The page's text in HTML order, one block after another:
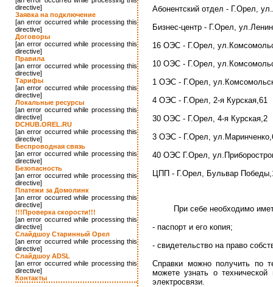
directive]
Заявка на подключение
[an error occurred while processing this
directive]
Договоры
[an error occurred while processing this
directive]
Правила
[an error occurred while processing this
directive]
Тарифы
[an error occurred while processing this
directive]
Локальные ресурсы
[an error occurred while processing this
directive]
DCHUB.OREL.RU
[an error occurred while processing this
directive]
Беспроводная связь
[an error occurred while processing this
directive]
Безопасность
[an error occurred while processing this
directive]
Платежи за Домолинк
[an error occurred while processing this
directive]
!!!Проверка скорости!!!
[an error occurred while processing this
directive]
Слайдшоу Старинный Орел
[an error occurred while processing this
directive]
Слайдшоу ADSL
[an error occurred while processing this
directive]
Контакты
Абонентский отдел - Г.Орел,
Бизнес-центр - Г.Орел,
16 ОЭС - Г.Орел,
10 ОЭС - Г.Орел,
1 ОЭС - Г.Орел,
4 ОЭС - Г.Орел, 2-я Курская,61
30 ОЭС - Г.Орел, 4-я Курская,2
3 ОЭС - Г.Орел,
40 ОЭС Г.Орел,
ЦПП - Г.Орел, Бульвар
При себе необходимо
- паспорт и его копия;
- свидетельство на право
Справки можно получить по
можете узнать о
электросвязи.